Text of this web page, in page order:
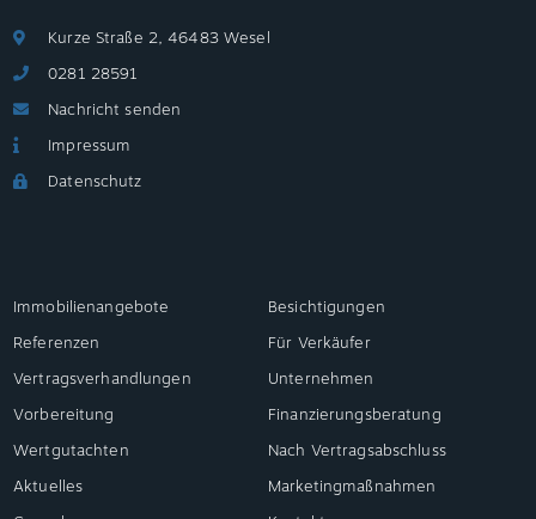
Kurze Straße 2, 46483 Wesel
0281 28591
Nachricht senden
Impressum
Datenschutz
Immobilienangebote
Besichtigungen
Referenzen
Für Verkäufer
Vertragsverhandlungen
Unternehmen
Vorbereitung
Finanzierungsberatung
Wertgutachten
Nach Vertragsabschluss
Aktuelles
Marketingmaßnahmen